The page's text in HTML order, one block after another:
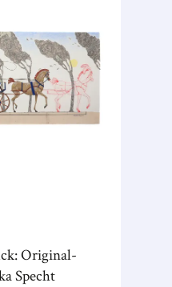
Original-
Specht